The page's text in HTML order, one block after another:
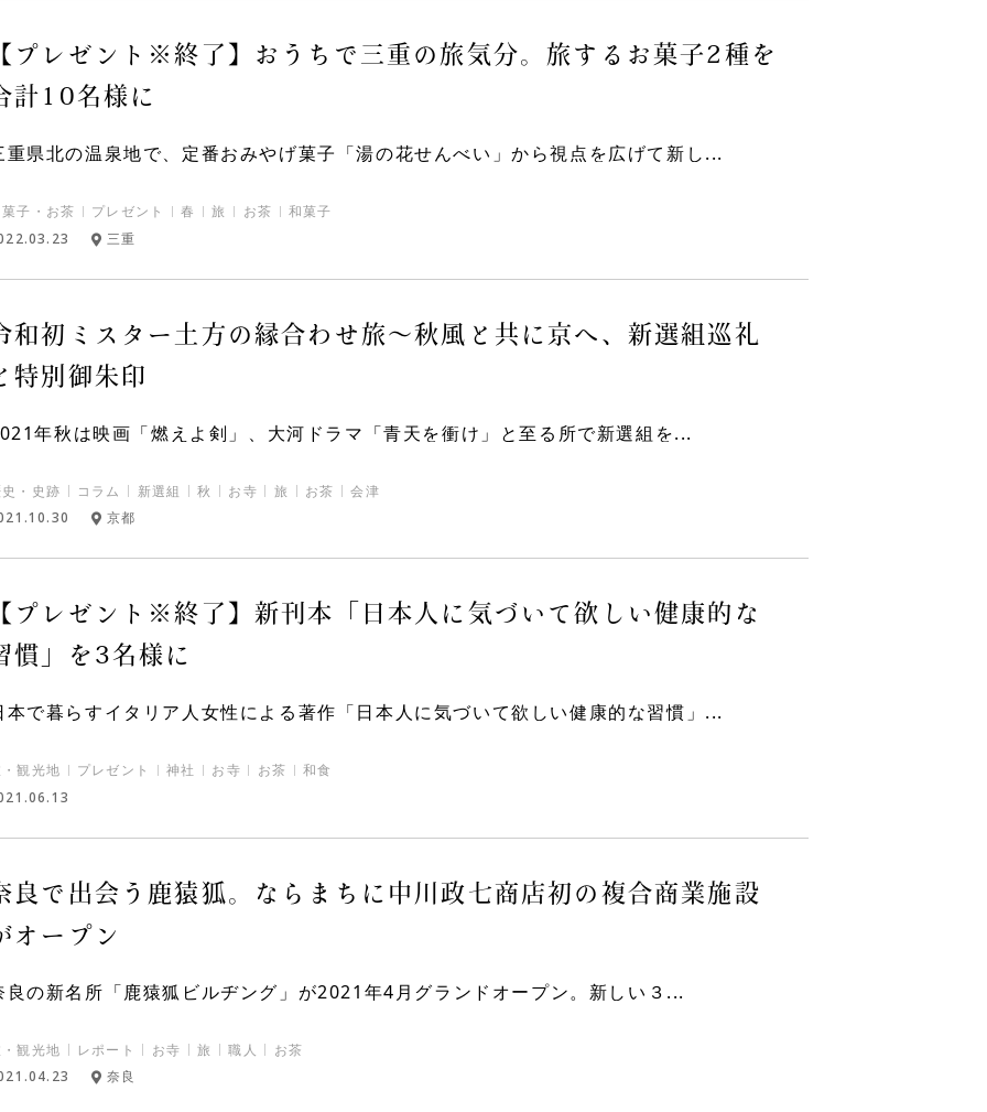
プレゼント※終了】おうちで三重の旅気分。旅するお菓子2種を
計10名様に
重県北の温泉地で、定番おみやげ菓子「湯の花せんべい」から視点を広げて新し...
子・お茶 プレゼント 春 旅 お茶 和菓子
三重
和初ミスター土方の縁合わせ旅〜秋風と共に京へ、新選組巡礼
特別御朱印
年秋は映画「燃えよ剣」、大河ドラマ「青天を衝け」と至る所で新選組を...
・史跡 コラム 新選組 秋 お寺 旅 お茶 会津
京都
プレゼント※終了】新刊本「日本人に気づいて欲しい健康的な
慣」を3名様に
本で暮らすイタリア人女性による著作「日本人に気づいて欲しい健康的な習慣」...
観光地 プレゼント 神社 お寺 お茶 和食
良で出会う鹿猿狐。ならまちに中川政七商店初の複合商業施設
オープン
良の新名所「鹿猿狐ビルヂング」が2021年4月グランドオープン。新しい３...
観光地 レポート お寺 旅 職人 お茶
奈良